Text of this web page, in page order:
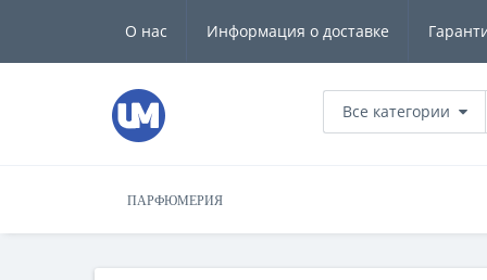
О нас Информация о доставке
Все категории
ПАРФЮМЕРИЯ